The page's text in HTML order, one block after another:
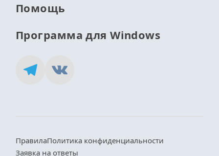
Помощь
Программа для Windows
ПравилаПолитика конфиденциальности
Заявка на ответы